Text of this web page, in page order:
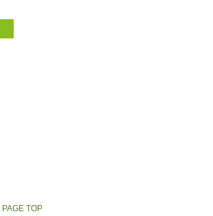
PAGE TOP